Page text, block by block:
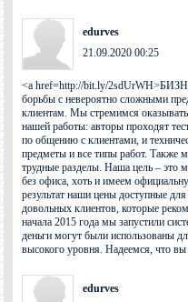
edurves
21.09.2020 00:25
<a href=http://bit.ly/
борьбы с невероятно сложными
клиентам. Мы стремимся
нашей работы: авторы проходят
по общению с клиентами, и
предметы и все типы работ. Также
трудные разделы. Наша цель – это
без офиса, хоть и имеем
результат наши цены доступные
довольных клиентов, которые
начала 2015 года мы запустили
деньги могут были использованы
высокого уровня. Надеемся, что
edurves